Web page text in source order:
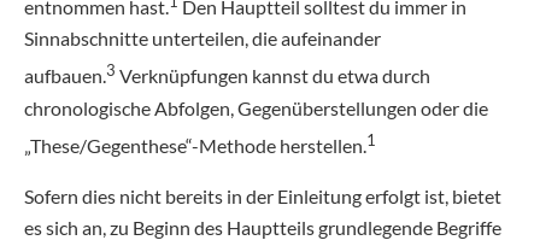
entnommen hast.
Den Hauptteil solltest du immer in
Sinnabschnitte unterteilen, die aufeinander
aufbauen.3 Verknüpfungen kannst du etwa durch
chronologische Abfolgen, Gegenüberstellungen oder die
„These/Gegenthese“-Methode herstellen.1
Sofern dies nicht bereits in der Einleitung erfolgt ist, bietet
es sich an, zu Beginn des Hauptteils grundlegende Begriffe